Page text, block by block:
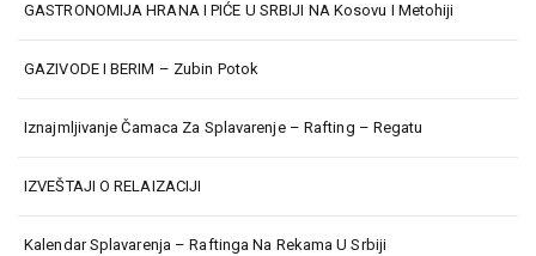
GASTRONOMIJA HRANA I PIĆE U SRBIJI NA Kosovu I Metohiji
GAZIVODE I BERIM – Zubin Potok
Iznajmljivanje Čamaca Za Splavarenje – Rafting – Regatu
IZVEŠTAJI O RELAIZACIJI
Kalendar Splavarenja – Raftinga Na Rekama U Srbiji